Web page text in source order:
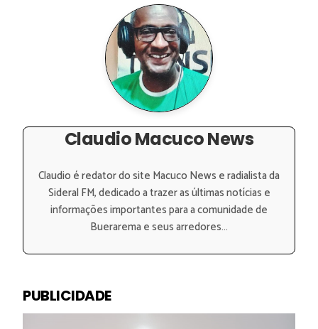
Claudio Macuco News
Claudio é redator do site Macuco News e radialista da
Sideral FM, dedicado a trazer as últimas notícias e
informações importantes para a comunidade de
Buerarema e seus arredores...
PUBLICIDADE